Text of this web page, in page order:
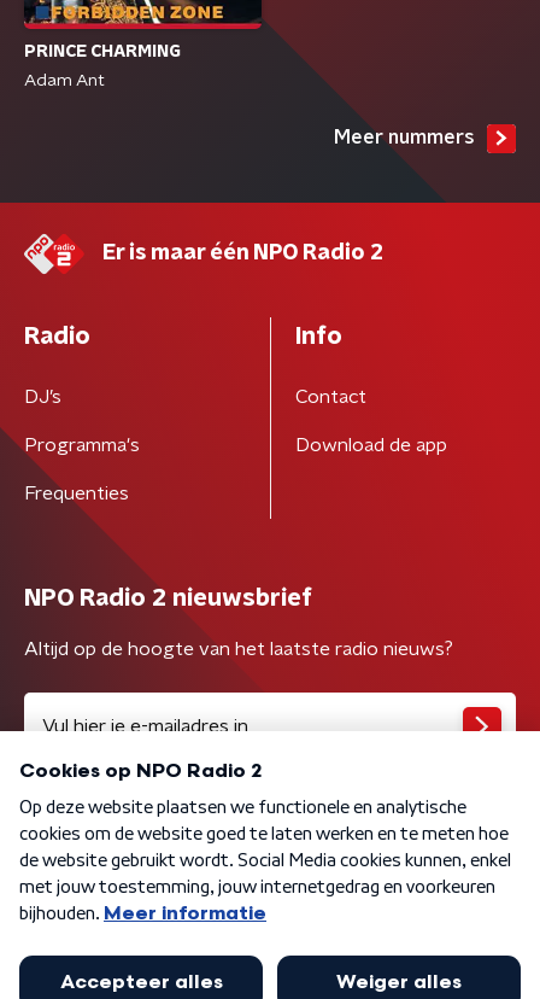
PRINCE CHARMING
Adam Ant
Meer nummers
Er is maar één NPO Radio 2
Radio
DJ’s
Programma's
Frequenties
Info
Contact
Download de app
NPO Radio 2 nieuwsbrief
Altijd op de hoogte van het laatste radio nieuws?
Algemene voorwaarden